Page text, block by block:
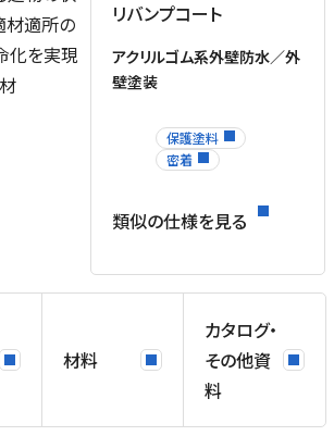
材適所の
化を実現
リバンプコート
アクリルゴム系外壁防水／外
壁塗装
保護塗料
密着
類似の仕様を見る
材料
カタログ・
その他資
料